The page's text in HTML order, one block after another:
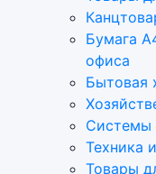
Бумага
офиса
Бытовая
Системы
Техника
Товары